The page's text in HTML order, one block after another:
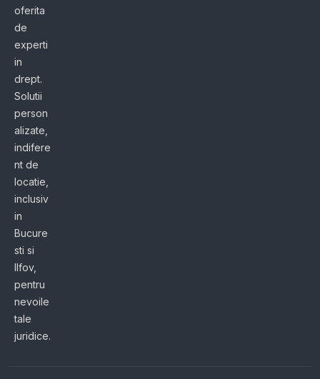
oferita
de
experti
in
drept.
Solutii
person
alizate,
indifere
nt de
locatie,
inclusiv
in
Bucure
sti si
Ilfov,
pentru
nevoile
tale
juridice.